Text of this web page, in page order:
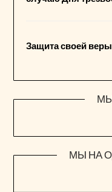
Защита своей
МЫ НА